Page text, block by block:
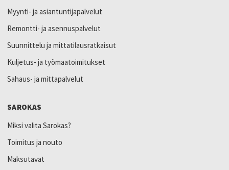
Myynti- ja asiantuntijapalvelut
Remontti- ja asennuspalvelut
Suunnittelu ja mittatilausratkaisut
Kuljetus- ja työmaatoimitukset
Sahaus- ja mittapalvelut
SAROKAS
Miksi valita Sarokas?
Toimitus ja nouto
Maksutavat